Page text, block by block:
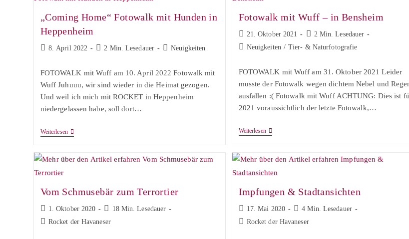
„Coming Home“ Fotowalk mit Hunden in
Heppenheim
Beitrag
8. April 2022 Lesedauer:
2 Min. Lesedauer
Beitrags-
Neuigkeiten
FOTOWALK mit Wuff am 10. April 2022 Fotowalk mit
Wuff Juhuuu, wir sind wieder in die Heimat gezogen.
Und weil ich mich mit ROCKET in Heppenheim
niedergelassen habe, soll dort…
Weiterlesen„Coming
Hunden
Fotowalk mit Wuff – in Bensheim
Beitrag
veröffentlicht:
21. Oktober 2021 Lesedauer:
2 Min. Lesedauer
Beitrags-
Neuigkeiten / Tier- & Naturfotografie
FOTOWALK mit Wuff am 31. Oktober 2021 Leider
musste der Fotowalk wegen dichtem Nebel und
ausfallen :( Fotowalk mit Wuff ACHTUNG: Dies ist
2021 voraussichtlich der letzte Fotowalk,…
WeiterlesenFotowalk
In
Bensheim
Vom Schmusebär zum Terrortier
Beitrag
veröffentlicht:
1. Oktober 2020 Lesedauer:
18 Min. Lesedauer
Beitrags-
Rocket der Havaneser
Impfungen & Stadtansichten
Beitrag
veröffentlicht:
17. Mai 2020 Lesedauer:
4 Min. Lesedauer
Beitrags-
Rocket der Havaneser